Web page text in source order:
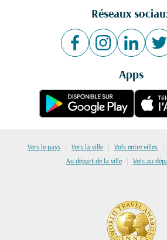
Réseaux
Apps
Vers le pays | Vers la ville | Vols entre villes |
Au départ de la ville | Vols au